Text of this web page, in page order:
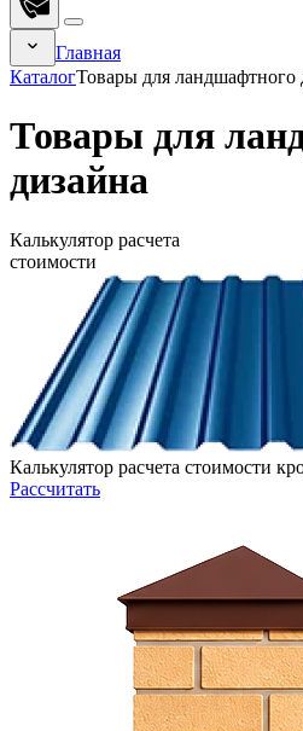
Главная
КаталогТовары для ландшафтного
Товары для
дизайна
Калькулятор расчета
стоимости
Калькулятор расчета стоимости
Рассчитать